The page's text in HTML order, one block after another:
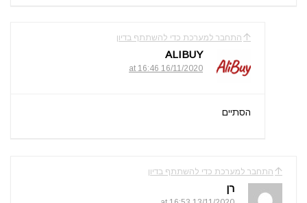
התחבר למערכת כדי להשתתף בדיון
ALIBUY
16/11/2020 at 16:46
הסתיים
התחבר למערכת כדי להשתתף בדיון
רן